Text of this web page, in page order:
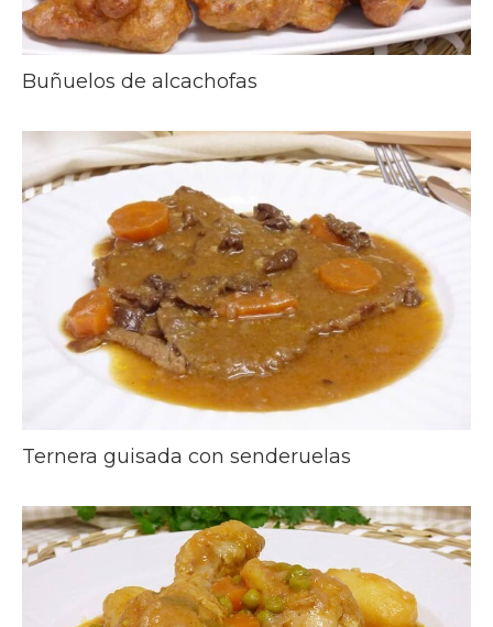
Buñuelos de alcachofas
Ternera guisada con senderuelas